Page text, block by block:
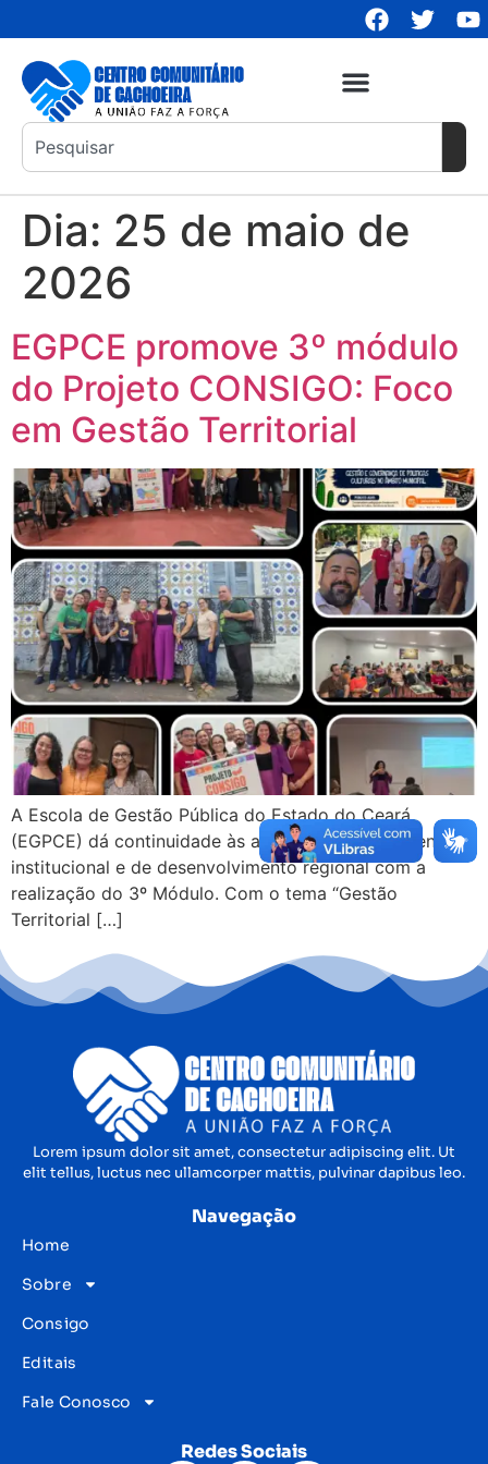
Dia: 25 de maio de
2026
EGPCE promove 3º módulo
do Projeto CONSIGO: Foco
em Gestão Territorial
A Escola de Gestão Pública do Estado do Ceará
(EGPCE) dá continuidade às ações de fortalecimento
institucional e de desenvolvimento regional com a
realização do 3º Módulo. Com o tema “Gestão
Territorial […]
Lorem ipsum dolor sit amet, consectetur adipiscing elit. Ut
elit tellus, luctus nec ullamcorper mattis, pulvinar dapibus leo.
Navegação
Home
Sobre
Consigo
Editais
Fale Conosco
Redes Sociais